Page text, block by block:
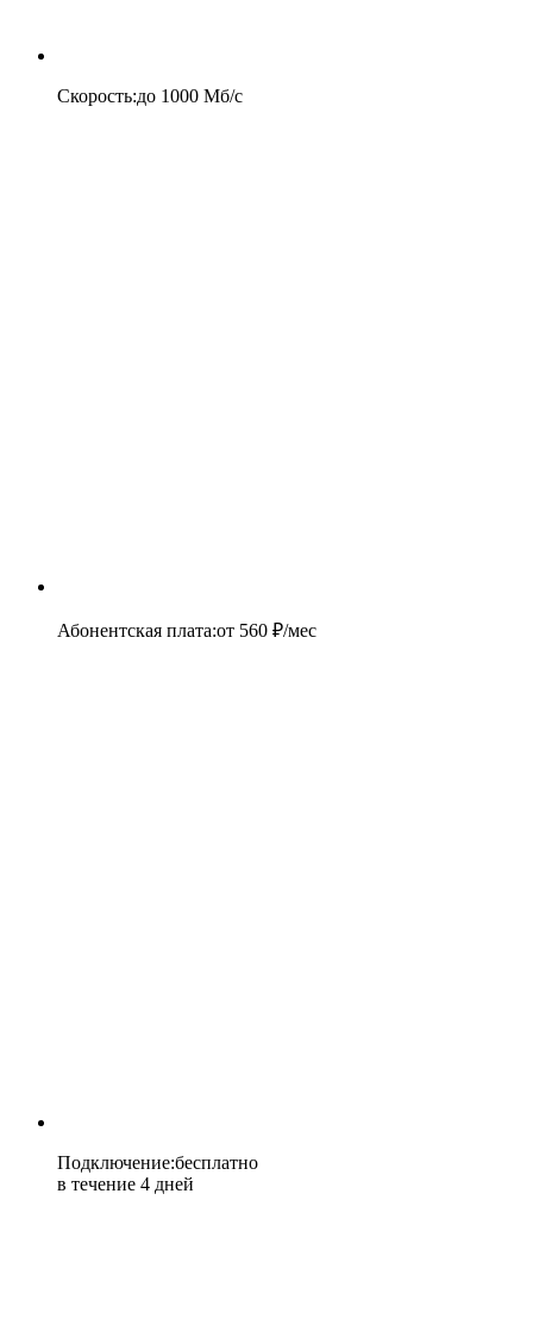
Скорость:до 1000 Мб/c
Абонентская плата:от 560 ₽/мес
Подключение:бесплатно
в течение 4 дней